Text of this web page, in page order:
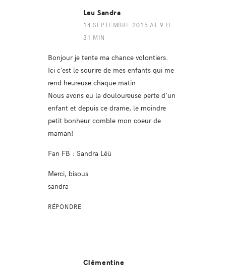
Leu Sandra
14 SEPTEMBRE 2015 AT 9 H
31 MIN
Bonjour je tente ma chance volontiers.
Ici c’est le sourire de mes enfants qui me
rend heureuse chaque matin.
Nous avons eu la douloureuse perte d’un
enfant et depuis ce drame, le moindre
petit bonheur comble mon coeur de
maman!
Fan FB : Sandra Léü
Merci, bisous
sandra
RÉPONDRE
Clémentine